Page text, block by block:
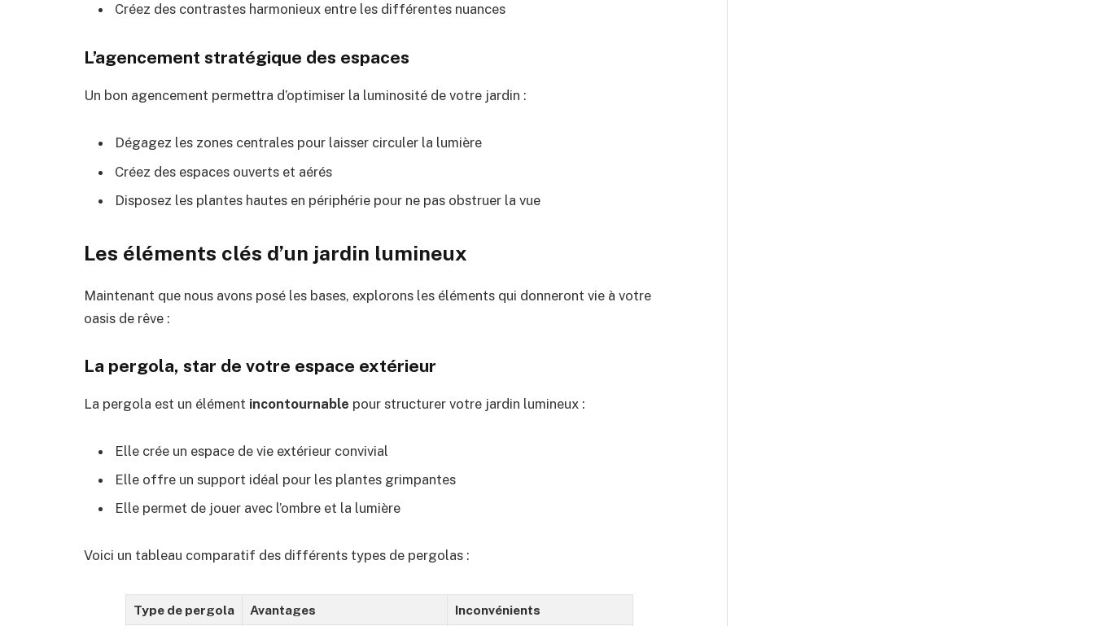
Créez des contrastes harmonieux entre les différentes nuances
L’agencement stratégique des espaces
Un bon agencement permettra d’optimiser la luminosité de votre jardin :
Dégagez les zones centrales pour laisser circuler la lumière
Créez des espaces ouverts et aérés
Disposez les plantes hautes en périphérie pour ne pas obstruer la vue
Les éléments clés d’un jardin lumineux
Maintenant que nous avons posé les bases, explorons les éléments qui donneront vie à votre
oasis de rêve :
La pergola, star de votre espace extérieur
La pergola est un élément incontournable pour structurer votre jardin lumineux :
Elle crée un espace de vie extérieur convivial
Elle offre un support idéal pour les plantes grimpantes
Elle permet de jouer avec l’ombre et la lumière
Voici un tableau comparatif des différents types de pergolas :
Type de pergola Avantages Inconvénients